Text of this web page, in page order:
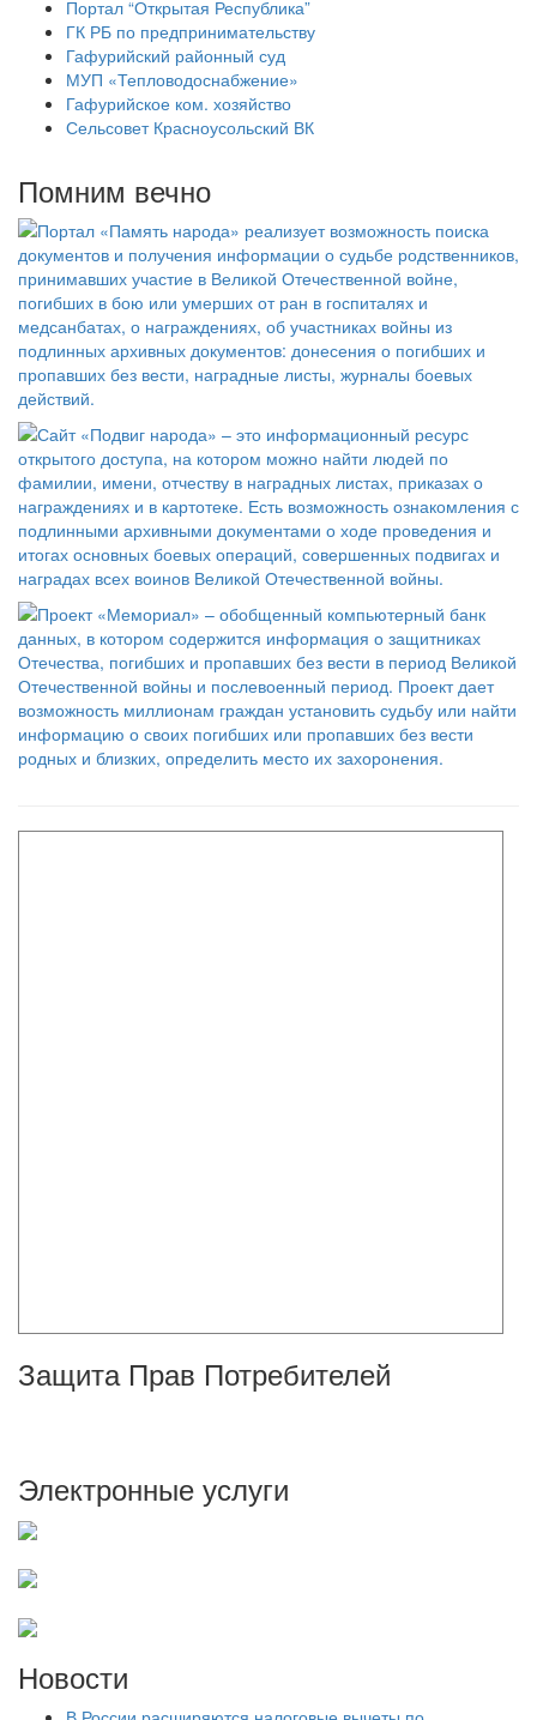
Портал “Открытая Республика”
ГК РБ по предпринимательству
Гафурийский районный суд
МУП «Тепловодоснабжение»
Гафурийское ком. хозяйство
Сельсовет Красноусольский ВК
Помним вечно
Защита Прав Потребителей
Электронные услуги
Новости